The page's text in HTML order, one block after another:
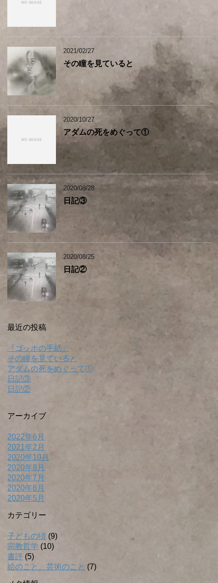
2021/02/27
その瞳を見ていると
2020/10/27
アダムの死をめぐって①
2020/08/28
日記③
2020/08/25
日記②
最近の投稿
『ゴッホの手紙』
その瞳を見ていると
アダムの死をめぐって①
日記③
日記②
アーカイブ
2022年6月
2021年2月
2020年10月
2020年8月
2020年7月
2020年6月
2020年5月
カテゴリー
子どもの頃 (9)
宗教哲学 (10)
書評 (5)
絵のこと、芸術のこと (7)